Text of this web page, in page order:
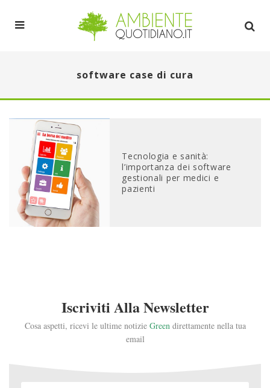
software case di cura
Tecnologia e sanità:
l’importanza dei software
gestionali per medici e
pazienti
Iscriviti Alla Newsletter
Cosa aspetti, ricevi le ultime notizie Green direttamente nella tua
email